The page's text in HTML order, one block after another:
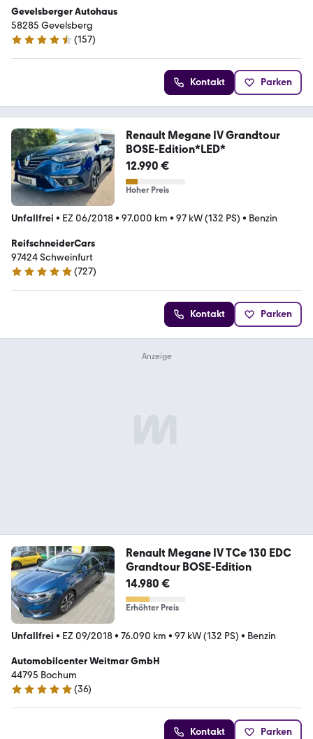
Gevelsberger Autohaus
58285 Gevelsberg
4.3 Sterne
(157)
Kontakt Parken
Renault Megane IV Grandtour
BOSE-Edition*LED*
12.990 €
Hoher Preis
Unfallfrei • EZ 06/2018• 97.000 km • 97 kW (132 PS) • Benzin
ReifschneiderCars
97424 Schweinfurt
4.8 Sterne
(727)
Kontakt Parken
Renault Megane IV TCe 130 EDC
Grandtour BOSE-Edition
14.980 €
Erhöhter Preis
Unfallfrei • EZ 09/2018• 76.090 km • 97 kW (132 PS) • Benzin
Automobilcenter Weitmar GmbH
44795 Bochum
4.8 Sterne
(36)
Kontakt Parken